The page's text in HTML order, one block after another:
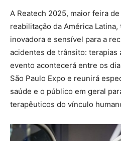
A Reatech 2025, maior feira
reabilitação da América
inovadora e sensível para a
acidentes de trânsito: terapias
evento acontecerá entre os
São Paulo Expo e reunirá
saúde e o público em geral
terapêuticos do vínculo